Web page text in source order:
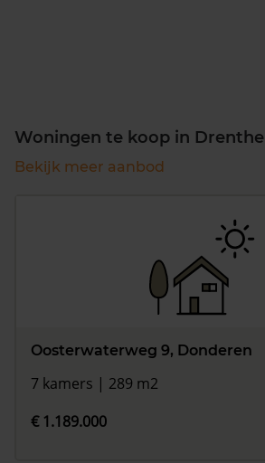
Woningen te koop in Drenthe
Bekijk meer aanbod
Oosterwaterweg 9, Donderen
7 kamers | 289 m2
€ 1.189.000